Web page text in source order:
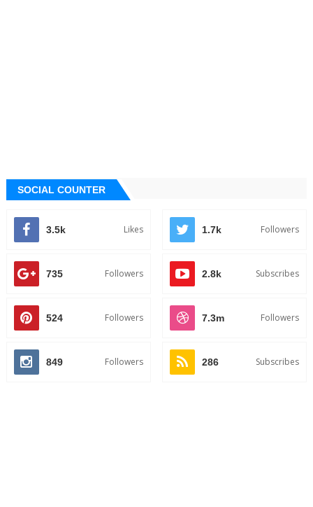
SOCIAL COUNTER
3.5k Likes 1.7k Followers
735 Followers 2.8k Subscribes
524 Followers 7.3m Followers
849 Followers 286 Subscribes